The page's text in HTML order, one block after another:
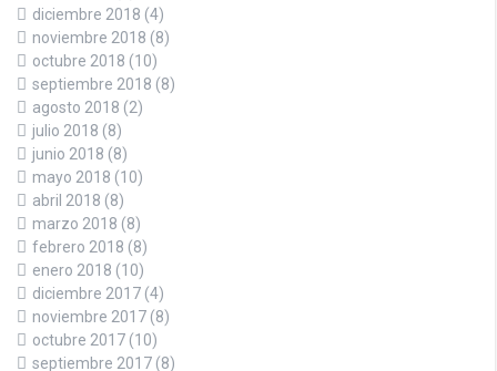
diciembre 2018 (4)
noviembre 2018 (8)
octubre 2018 (10)
septiembre 2018 (8)
agosto 2018 (2)
julio 2018 (8)
junio 2018 (8)
mayo 2018 (10)
abril 2018 (8)
marzo 2018 (8)
febrero 2018 (8)
enero 2018 (10)
diciembre 2017 (4)
noviembre 2017 (8)
octubre 2017 (10)
septiembre 2017 (8)